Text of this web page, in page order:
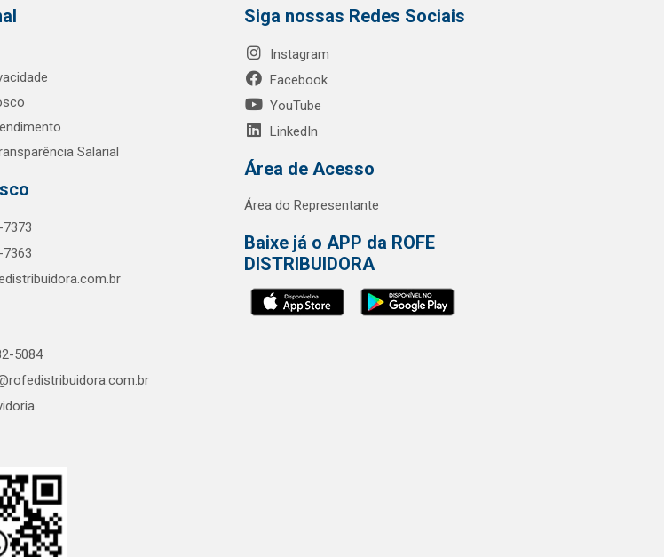
Salarial
5084
Siga nossas Redes Sociais
Instagram
Facebook
YouTube
LinkedIn
Área de Acesso
Área do Representante
Baixe já o APP da ROFE
DISTRIBUIDORA